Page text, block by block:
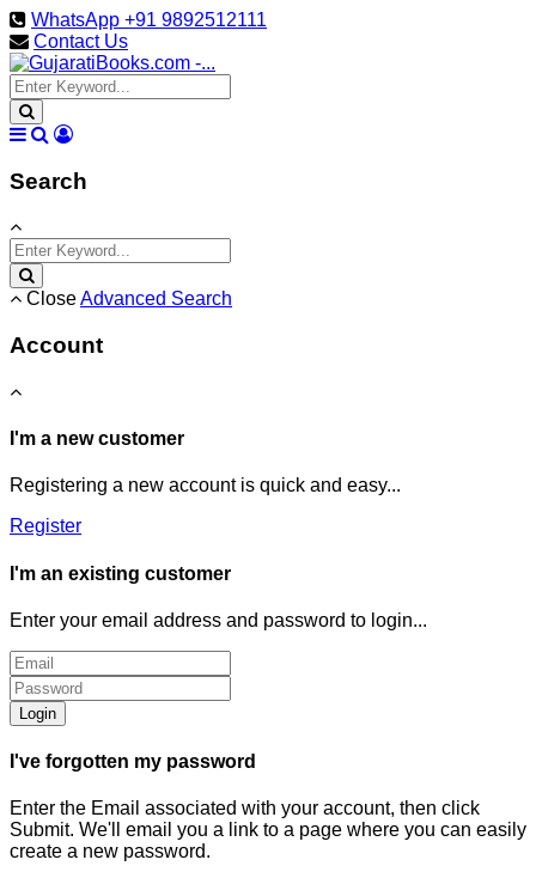
WhatsApp +91 9892512111
Contact Us
Search
CloseAdvanced Search
Account
I'm a new customer
Registering a new account is quick and easy...
Register
I'm an existing customer
Enter your email address and password to login...
Login
I've forgotten my password
Enter the Email associated with your account, then click
Submit. We'll email you a link to a page where you can easily
create a new password.